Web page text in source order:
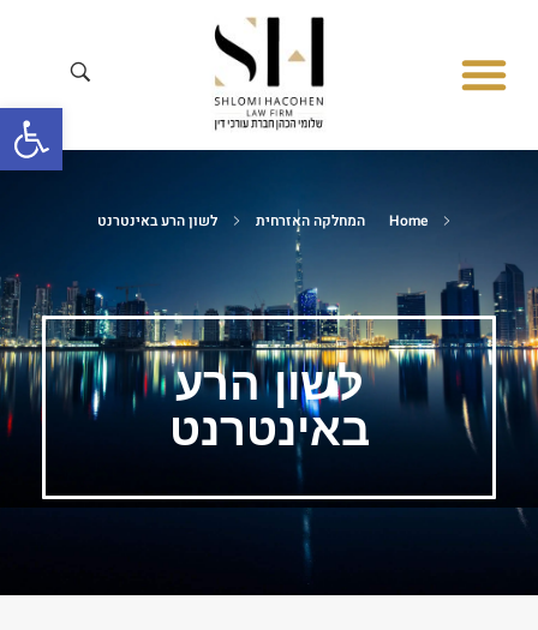
Home המחלקה האזרחית לשון הרע באינטרנט
לשון הרע
באינטרנט
פתח